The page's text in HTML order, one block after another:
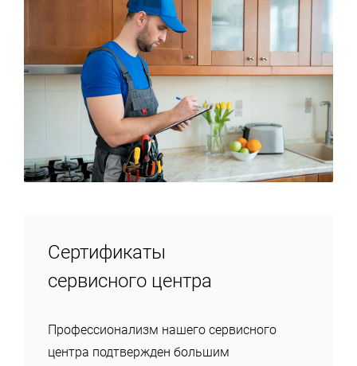
Сертификаты
сервисного центра
Профессионализм нашего сервисного
центра подтвержден большим